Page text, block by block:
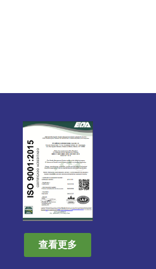
查看更多